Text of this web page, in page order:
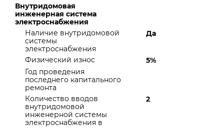
Внутридомовая
инженерная система
электроснабжения
Наличие внутридомовой
системы
электроснабжения
Да
Физический износ
5%
Год проведения
последнего капитального
ремонта
Количество вводов
внутридомовой
инженерной системы
электроснабжения в
2